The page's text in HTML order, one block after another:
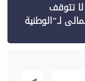
تتوقف
لـ"الوطنية